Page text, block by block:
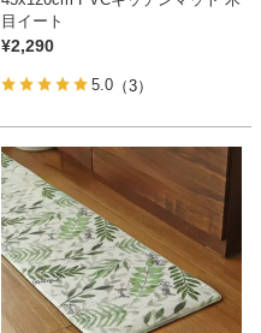
目イート
¥2,290
5.0 （3）